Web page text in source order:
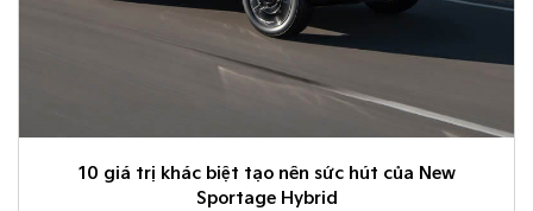
10 giá trị khác biệt tạo nên sức hút của New
Sportage Hybrid